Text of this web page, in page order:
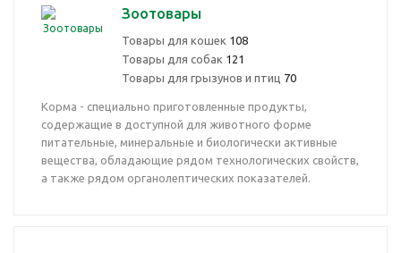
Зоотовары
Товары для кошек 108
Товары для собак 121
Товары для грызунов и птиц 70
Корма - специально приготовленные продукты,
содержащие в доступной для животного форме
питательные, минеральные и биологически активные
вещества, обладающие рядом технологических свойств,
а также рядом органолептических показателей.